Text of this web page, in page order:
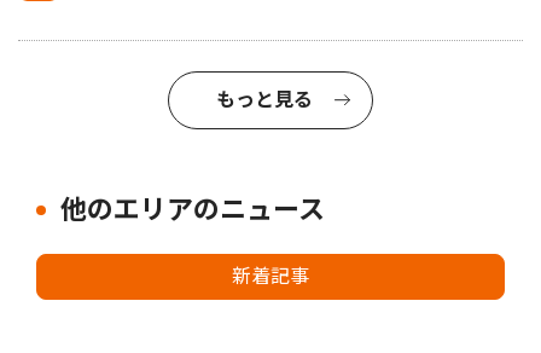
もっと見る
他のエリアのニュース
新着記事